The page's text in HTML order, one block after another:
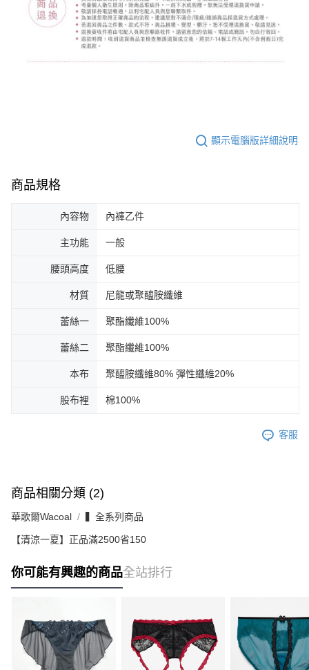
顯示電腦版詳細說明
商品規格
內容物 內褲乙件
主功能 一般
腰頭高度 低腰
材質 尼龍或聚醯胺纖維
蕾絲一 聚酯纖維100%
蕾絲二 聚酯纖維100%
本布 聚醯胺纖維80% 彈性纖維20%
股布裡 棉100%
客服
商品相關分類 (2)
華歌爾Wacoal ▍全系列商品
【清涼一夏】正品滿2500省150
你可能有興趣的商品全站排行